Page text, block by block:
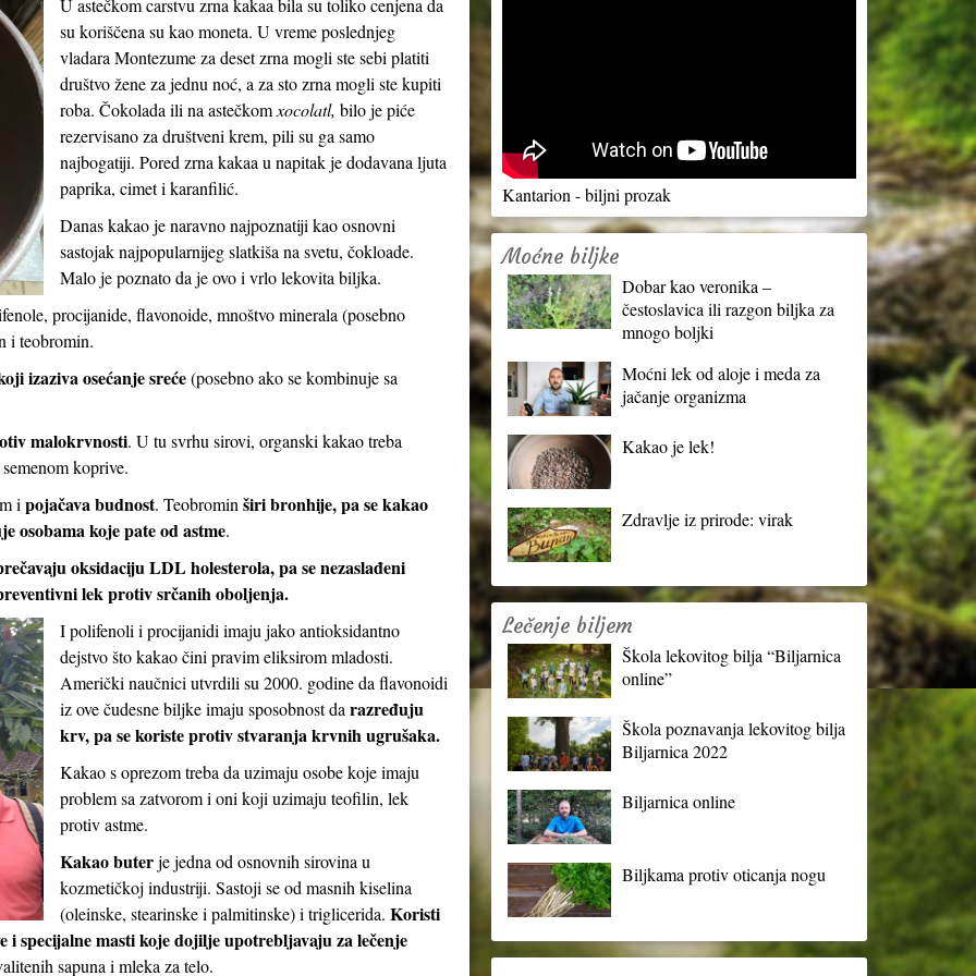
U astečkom carstvu zrna kakaa bila su toliko cenjena da
su koriščena su kao moneta. U vreme poslednjeg
vladara Montezume za deset zrna mogli ste sebi platiti
društvo žene za jednu noć, a za sto zrna mogli ste kupiti
roba. Čokolada ili na astečkomxocolatl, bilo je piće
rezervisano za društveni krem, pili su ga samo
najbogatiji. Pored zrna kakaa u napitak je dodavana ljuta
paprika, cimet i karanfilić.
Danas kakao je naravno najpoznatiji kao osnovni
sastojak najpopularnijeg slatkiša na svetu, čokloade.
Malo je poznato da je ovo i vrlo lekovita biljka.
procijanide, flavonoide, mnoštvo minerala (posebno
i teobromin.
izaziva osećanje sreće(posebno ako se kombinuje sa
malokrvnosti. U tu svrhu sirovi, organski kakao treba
koprive.
i pojačava budnost. Teobromin širi bronhije, pa se kakao
osobama koje pate od astme.
oksidaciju LDL holesterola, pa se nezaslađeni
lek protiv srčanih oboljenja.
I polifenoli i procijanidi imaju jako antioksidantno
dejstvo što kakao čini pravim eliksirom mladosti.
Američki naučnici utvrdili su 2000. godine da flavonoidi
iz ove čudesne biljke imaju sposobnost da razređuju
krv, pa se koriste protiv stvaranja krvnih ugrušaka.
Kakao s oprezom treba da uzimaju osobe koje imaju
problem sa zatvorom i oni koji uzimaju teofilin, lek
protiv astme.
Kakao buterje jedna od osnovnih sirovina u
kozmetičkoj industriji. Sastoji se od masnih kiselina
(oleinske, stearinske i palmitinske) i triglicerida. Koristi
i specijalne masti koje dojilje upotrebljavaju za lečenje
sapuna i mleka za telo.
Kantarion - biljni prozak
Moćne biljke
Dobar kao veronika –
čestoslavica ili razgon biljka za
mnogo boljki
Moćni lek od aloje i meda za
jačanje organizma
Kakao je lek!
Zdravlje iz prirode: virak
Lečenje biljem
Škola lekovitog bilja “Biljarnica
online”
Škola poznavanja lekovitog bilja
Biljarnica 2022
Biljarnica online
Biljkama protiv oticanja nogu